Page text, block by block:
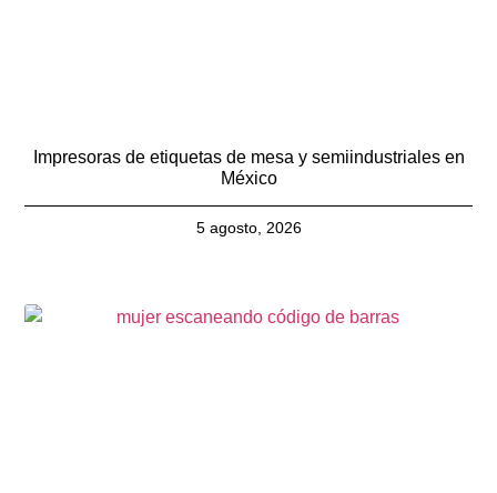
Impresoras de etiquetas de mesa y semiindustriales en
México
5 agosto, 2026